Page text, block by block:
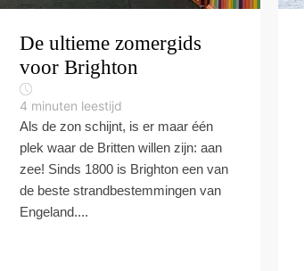
De ultieme zomergids
voor Brighton
4 minuten leestijd
Als de zon schijnt, is er maar één
plek waar de Britten willen zijn: aan
zee! Sinds 1800 is Brighton een van
de beste strandbestemmingen van
Engeland....